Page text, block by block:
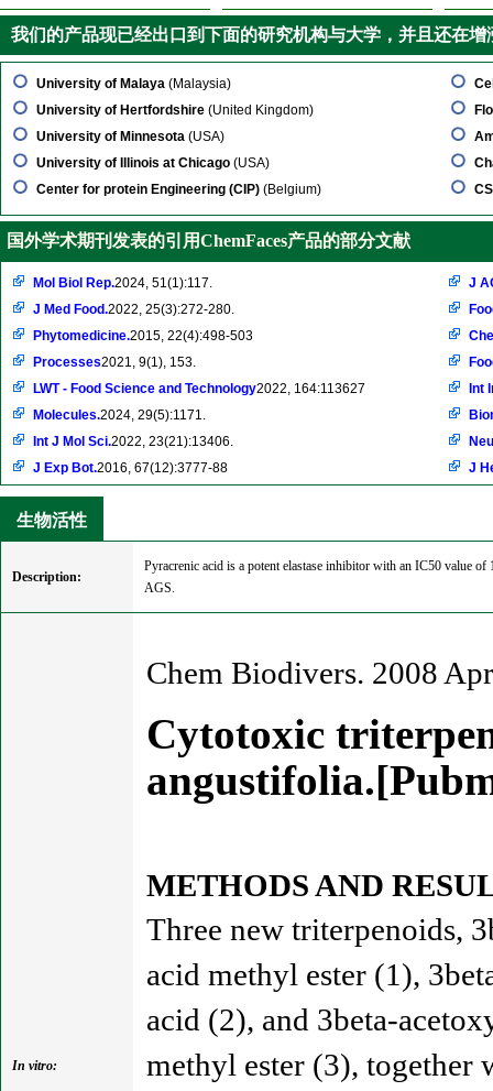
我们的产品现已经出口到下面的研究机构与大学，并且还在增
University of Malaya (Malaysia)
University of Hertfordshire (United Kingdom)
University of Minnesota (USA)
University of Illinois at Chicago (USA)
Center for protein Engineering (CIP) (Belgium)
国外学术期刊发表的引用ChemFaces产品的部分文献
Mol Biol Rep.2024, 51(1):117.
J Med Food.2022, 25(3):272-280.
Phytomedicine.2015, 22(4):498-503
Processes2021, 9(1), 153.
LWT - Food Science and Technology2022, 164:113627
Molecules.2024, 29(5):1171.
Int J Mol Sci.2022, 23(21):13406.
J Exp Bot.2016, 67(12):3777-88
J
Int
J
生物活性
Description:
Pyracrenic acid is a potent elastase inhibitor with an IC50 value
AGS.
In vitro:
Chem Biodivers. 2008
Cytotoxic
METHODS AND
Three new triterpenoids,
acid methyl ester (1),
acid (2), and 3beta-
methyl ester (3), together